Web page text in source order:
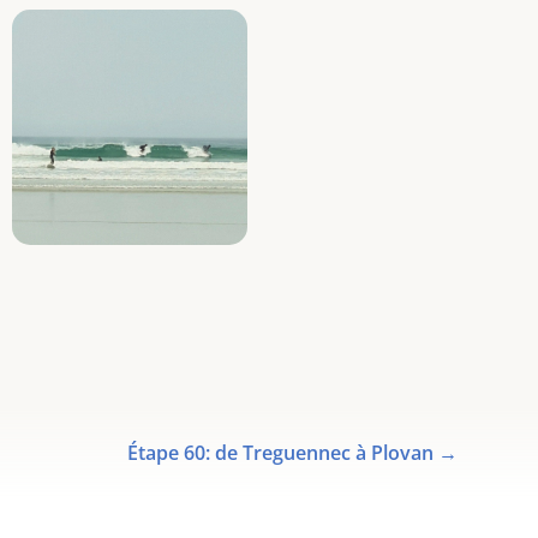
Étape 60: de Treguennec à Plovan →